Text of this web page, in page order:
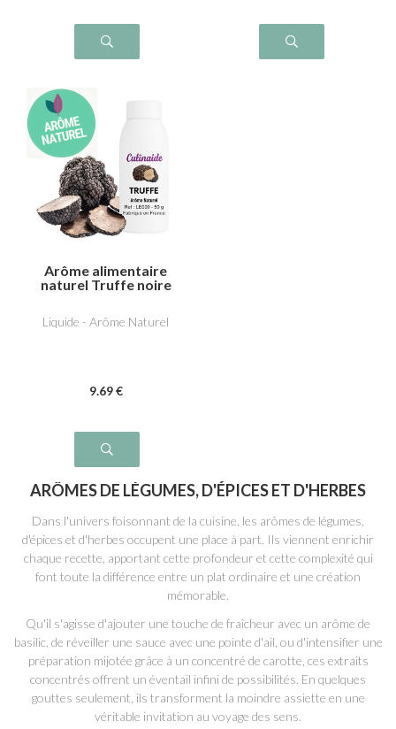
Arôme alimentaire
naturel Truffe noire
Liquide - Arôme Naturel
9.69 €
ARÔMES DE LÉGUMES, D'ÉPICES ET D'HERBES
Dans l'univers foisonnant de la cuisine, les arômes de légumes,
d'épices et d'herbes occupent une place à part. Ils viennent enrichir
chaque recette, apportant cette profondeur et cette complexité qui
font toute la différence entre un plat ordinaire et une création
mémorable.
Qu'il s'agisse d'ajouter une touche de fraîcheur avec un arôme de
basilic, de réveiller une sauce avec une pointe d'ail, ou d'intensifier une
préparation mijotée grâce à un concentré de carotte, ces extraits
concentrés offrent un éventail infini de possibilités. En quelques
gouttes seulement, ils transforment la moindre assiette en une
véritable invitation au voyage des sens.